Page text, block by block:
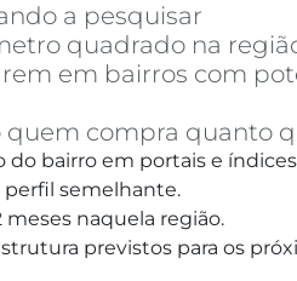
a pesquisar
quadrado na
em bairros com
quem compra quanto
bairro em portais e
perfil semelhante.
meses naquela região.
previstos para os